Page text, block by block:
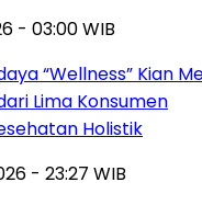
- 03:00 WIB
“Wellness” Kian
Lima Konsumen
Holistik
- 23:27 WIB